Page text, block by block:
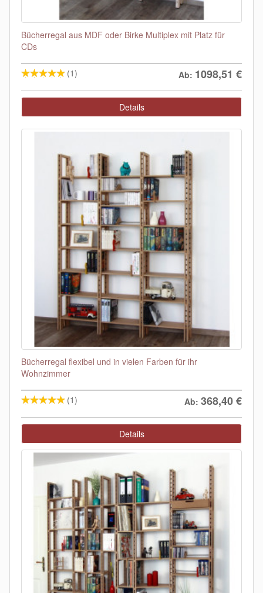
Bücherregal aus MDF oder Birke Multiplex mit Platz für
CDs
(1) Ab: 1098,51 €
Details
Bücherregal flexibel und in vielen Farben für ihr
Wohnzimmer
(1) Ab: 368,40€
Details